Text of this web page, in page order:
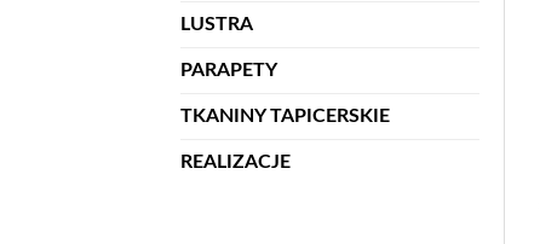
LUSTRA
PARAPETY
TKANINY TAPICERSKIE
REALIZACJE